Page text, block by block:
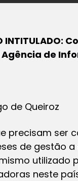
de
de Queiroz
precisam ser
de gestão
neste